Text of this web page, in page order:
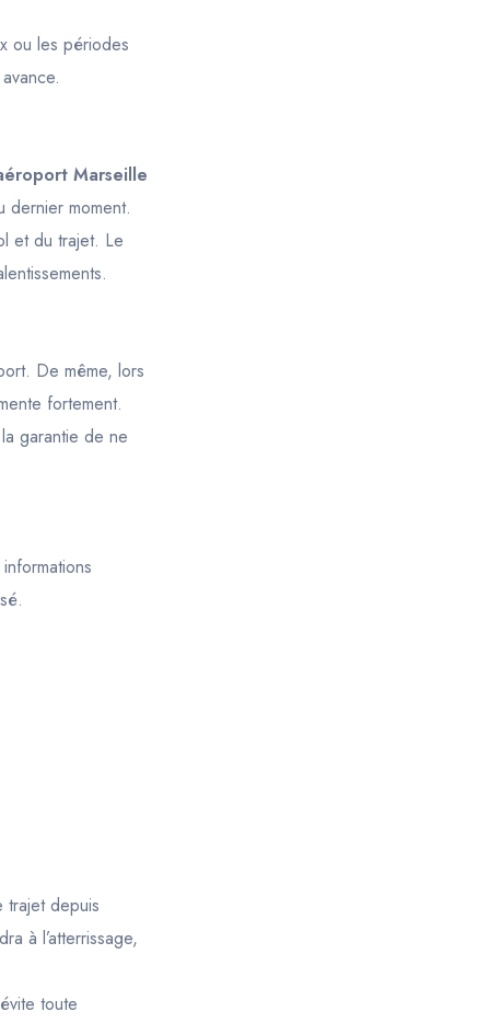
ou les périodes
Marseille
dernier moment.
et du trajet. Le
De même, lors
fortement.
garantie de ne
trajet depuis
à l’atterrissage,
toute